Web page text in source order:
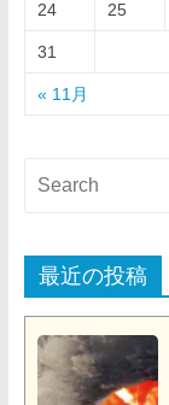
« 11月
24 25
31
最近の投稿